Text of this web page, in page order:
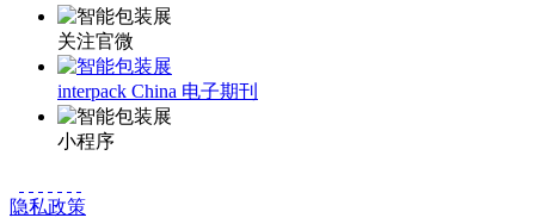
关注官微
interpack China 电子期刊
小程序
隐私政策